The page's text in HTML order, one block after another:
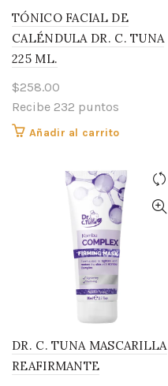
TÓNICO FACIAL DE
CALÉNDULA DR. C. TUNA
225 ML.
$258.00
Recibe 232 puntos
Añadir al carrito
DR. C. TUNA MASCARILLA
REAFIRMANTE